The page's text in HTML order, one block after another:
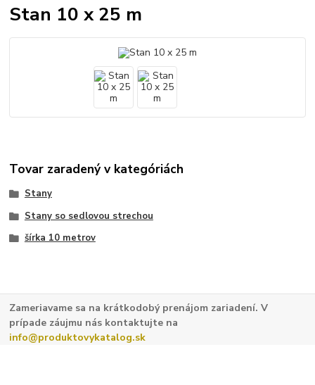
Stan 10 x 25 m
Tovar zaradený v kategóriách
Stany
Stany so sedlovou strechou
šírka 10 metrov
Zameriavame sa na krátkodobý prenájom zariadení. V
prípade záujmu nás kontaktujte na
info@produktovykatalog.sk